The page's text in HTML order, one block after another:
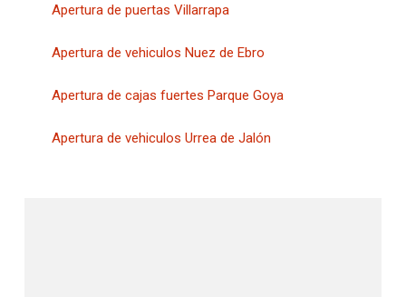
Apertura de puertas Villarrapa
Apertura de vehiculos Nuez de Ebro
Apertura de cajas fuertes Parque Goya
Apertura de vehiculos Urrea de Jalón